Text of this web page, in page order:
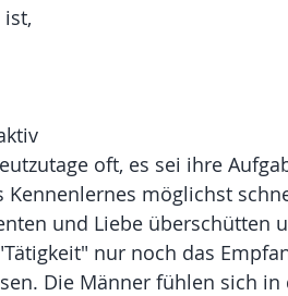
oft, es sei ihre
möglichst
und Liebe überschütten
nur noch das
Die Männer fühlen sich in